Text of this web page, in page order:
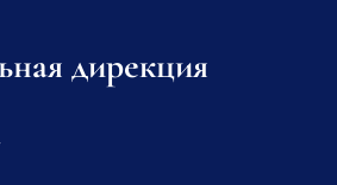
дирекция